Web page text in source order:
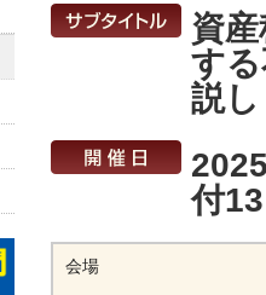
資
す
説
付
会場